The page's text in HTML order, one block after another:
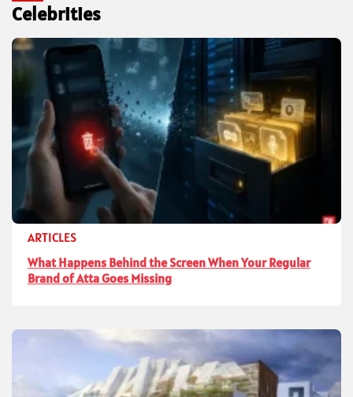
Celebrities
ARTICLES
What Happens Behind the Screen When Your Regular
Brand of Atta Goes Missing